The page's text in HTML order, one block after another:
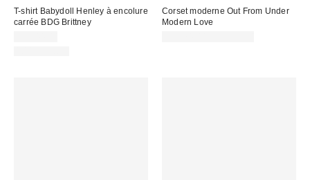
T-shirt Babydoll Henley à encolure
carrée BDG Brittney
Corset moderne Out From Under
Modern Love